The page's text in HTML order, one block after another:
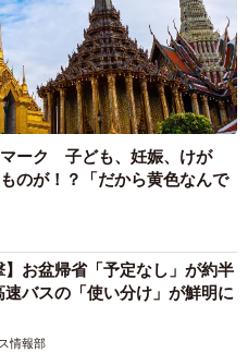
何年もたった今もたまに思い
の学習時間が11年で2割減少
」が約半数に達する深刻な実
格差
情報部
ないために必要なこと
の中央線高架に心ない落書き